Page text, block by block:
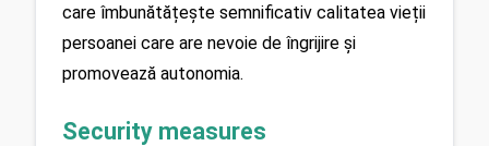
care îmbunătățește semnificativ calitatea vieții
persoanei care are nevoie de îngrijire și
promovează autonomia.
Security measures